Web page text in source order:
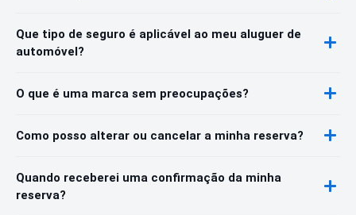
Que tipo de seguro é aplicável ao meu aluguer de
automóvel?
O que é uma marca sem preocupações?
Como posso alterar ou cancelar a minha reserva?
Quando receberei uma confirmação da minha
reserva?